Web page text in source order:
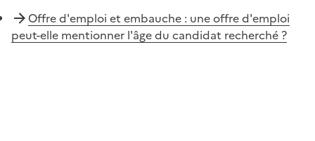
Offre d'emploi et embauche : une offre d'emploi
peut-elle mentionner l'âge du candidat recherché ?